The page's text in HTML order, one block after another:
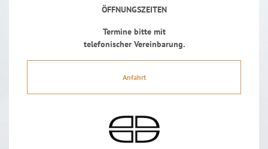
ÖFFNUNGSZEITEN
Termine bitte mit
telefonischer Vereinbarung.
Anfahrt